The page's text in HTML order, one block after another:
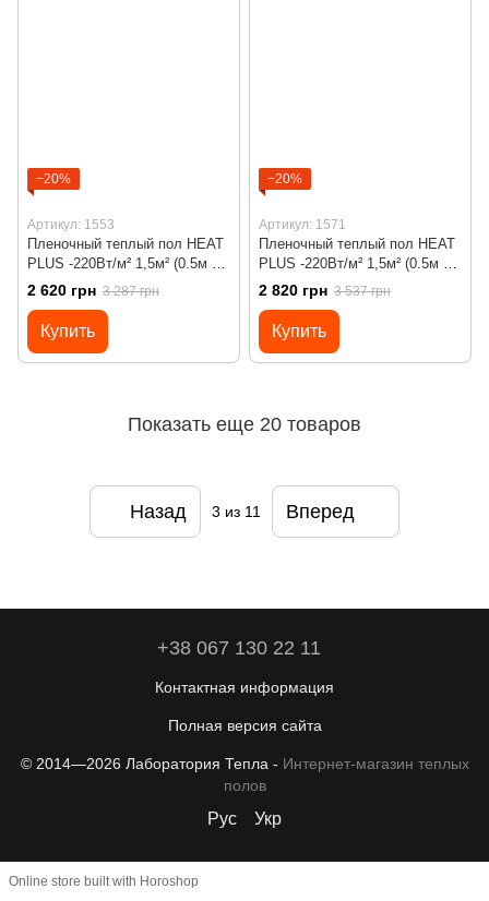
−20%
Артикул: 1553
Пленочный теплый пол HEAT
PLUS -220Вт/м² 1,5м² (0.5м х
3м)/ 330Вт под ламинат с
сенсорным программируемым
терморегулятором Х55
черным
2 620 грн 3 287 грн
Купить
−20%
Артикул: 1571
Пленочный теплый пол HEAT
PLUS -220Вт/м² 1,5м² (0.5м х
3м)/ 330Вт под ламинат с
программируемым
терморегулятором Х65 Wi-Fi
2 820 грн 3 537 грн
Купить
Показать еще 20 товаров
Назад 3 из 11 Вперед
+38 067 130 22 11
Контактная информация
Полная версия сайта
© 2014—2026 Лаборатория Тепла - Интернет-магазин теплых
полов
Рус Укр
Online store built with Horoshop